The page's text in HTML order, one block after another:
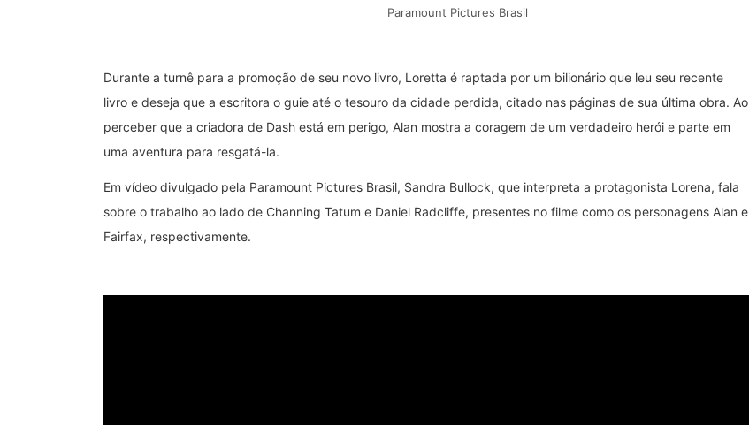
Paramount Pictures Brasil
Durante a turnê para a promoção de seu novo livro, Loretta é raptada por um bilionário que leu seu recente
livro e deseja que a escritora o guie até o tesouro da cidade perdida, citado nas páginas de sua última obra. Ao
perceber que a criadora de Dash está em perigo, Alan mostra a coragem de um verdadeiro herói e parte em
uma aventura para resgatá-la.
Em vídeo divulgado pela Paramount Pictures Brasil, Sandra Bullock, que interpreta a protagonista Lorena, fala
sobre o trabalho ao lado de Channing Tatum e Daniel Radcliffe, presentes no filme como os personagens Alan e
Fairfax, respectivamente.